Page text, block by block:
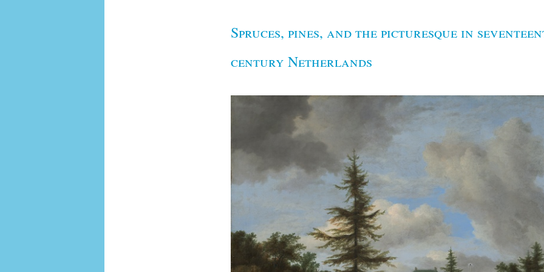
Spruces, pines, and the picturesque in
century Netherlands